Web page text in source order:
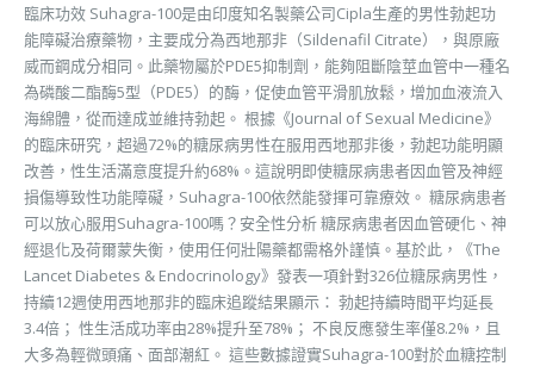
臨床功效 Suhagra-100是由印度知名製藥公司Cipla生產的男性勃起功
能障礙治療藥物，主要成分為西地那非（Sildenafil Citrate），與原廠
威而鋼成分相同。此藥物屬於PDE5抑制劑，能夠阻斷陰莖血管中一種名
為磷酸二酯酶5型（PDE5）的酶，促使血管平滑肌放鬆，增加血液流入
海綿體，從而達成並維持勃起。 根據《Journal of Sexual Medicine》
的臨床研究，超過72%的糖尿病男性在服用西地那非後，勃起功能明顯
改善，性生活滿意度提升約68%。這說明即使糖尿病患者因血管及神經
損傷導致性功能障礙，Suhagra-100依然能發揮可靠療效。 糖尿病患者
可以放心服用Suhagra-100嗎？安全性分析 糖尿病患者因血管硬化、神
經退化及荷爾蒙失衡，使用任何壯陽藥都需格外謹慎。基於此，《The
Lancet Diabetes & Endocrinology》發表一項針對326位糖尿病男性，
持續12週使用西地那非的臨床追蹤結果顯示： 勃起持續時間平均延長
3.4倍； 性生活成功率由28%提升至78%； 不良反應發生率僅8.2%，且
大多為輕微頭痛、面部潮紅。 這些數據證實Suhagra-100對於血糖控制